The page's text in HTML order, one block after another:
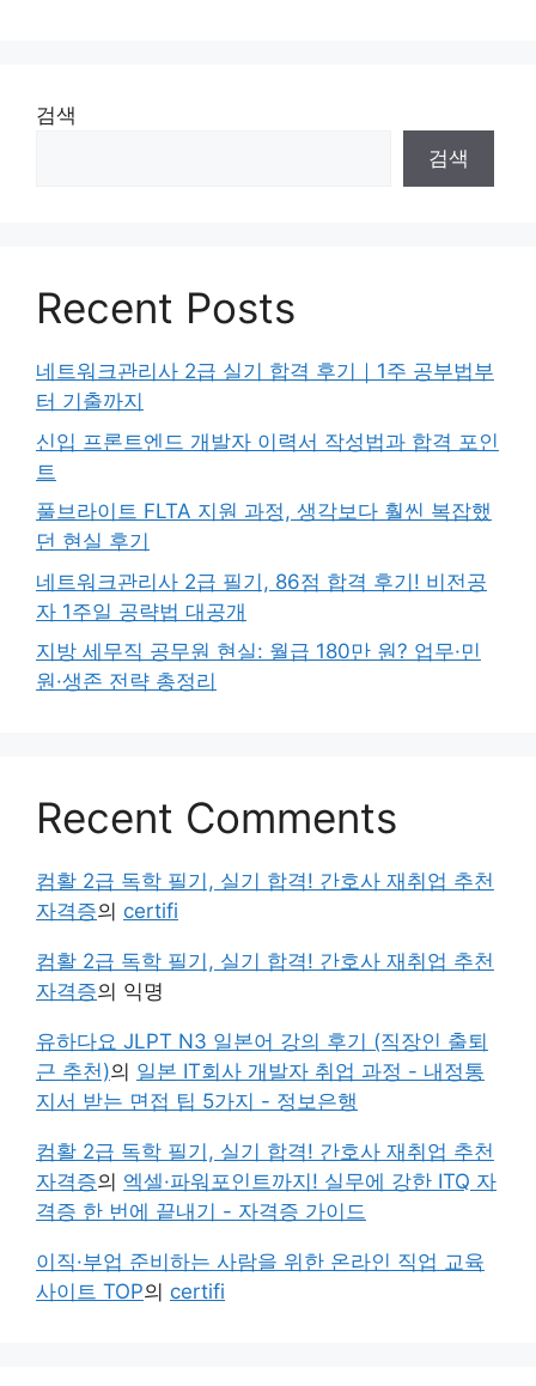
검색
검색
Recent Posts
네트워크관리사 2급 실기 합격 후기｜1주 공부법부
터 기출까지
신입 프론트엔드 개발자 이력서 작성법과 합격 포인
트
풀브라이트 FLTA 지원 과정, 생각보다 훨씬 복잡했
던 현실 후기
네트워크관리사 2급 필기, 86점 합격 후기! 비전공
자 1주일 공략법 대공개
지방 세무직 공무원 현실: 월급 180만 원? 업무·민
원·생존 전략 총정리
Recent Comments
컴활 2급 독학 필기, 실기 합격! 간호사 재취업 추천
자격증의 certifi
컴활 2급 독학 필기, 실기 합격! 간호사 재취업 추천
자격증의 익명
유하다요 JLPT N3 일본어 강의 후기 (직장인 출퇴
근 추천)의 일본 IT회사 개발자 취업 과정 - 내정통
지서 받는 면접 팁 5가지 - 정보은행
컴활 2급 독학 필기, 실기 합격! 간호사 재취업 추천
자격증의 엑셀·파워포인트까지! 실무에 강한 ITQ 자
격증 한 번에 끝내기 - 자격증 가이드
이직·부업 준비하는 사람을 위한 온라인 직업 교육
사이트 TOP의 certifi